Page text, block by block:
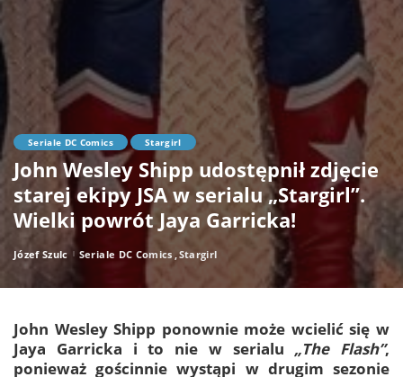
Seriale DC Comics Stargirl
John Wesley Shipp udostępnił zdjęcie
starej ekipy JSA w serialu „Stargirl”.
Wielki powrót Jaya Garricka!
Posted
by
Józef Szulc Seriale DC Comics Stargirl
John Wesley Shipp ponownie może wcielić się w
Jaya Garricka i to nie w serialu „The Flash”,
ponieważ gościnnie wystąpi w drugim sezonie